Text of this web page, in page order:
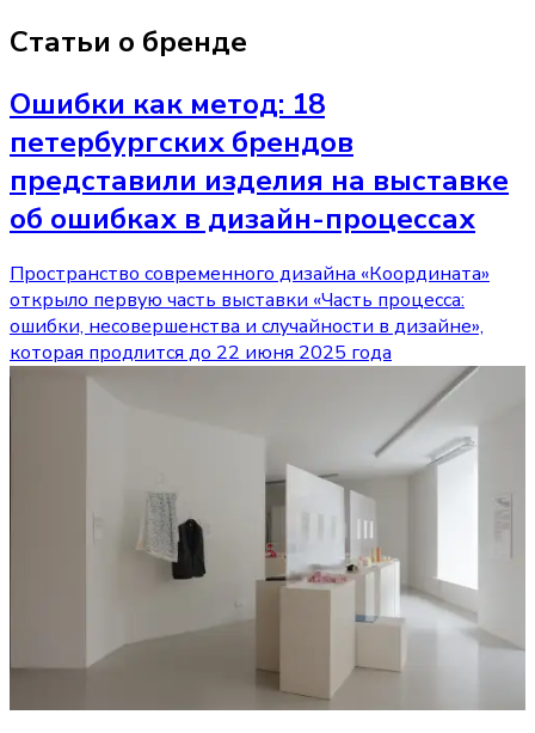
Статьи о бренде
Ошибки как метод: 18
петербургских брендов
представили изделия на выставке
об ошибках в дизайн-процессах
Пространство современного дизайна «Координата»
открыло первую часть выставки «Часть процесса:
ошибки, несовершенства и случайности в дизайне»,
которая продлится до 22 июня 2025 года